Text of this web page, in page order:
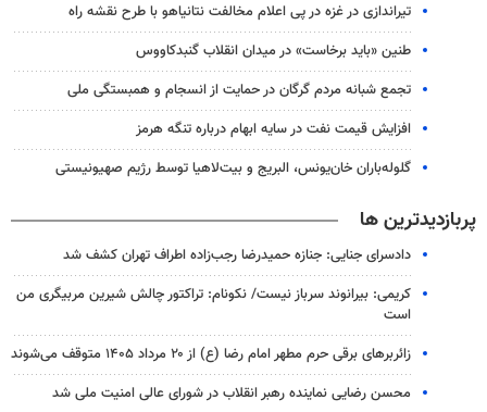
تیراندازی در غزه در پی اعلام مخالفت نتانیاهو با طرح نقشه راه
طنین «باید برخاست» در میدان انقلاب گنبدکاووس
تجمع شبانه مردم گرگان در حمایت از انسجام و همبستگی ملی
افزایش قیمت نفت در سایه ابهام درباره تنگه هرمز
گلوله‌باران خان‌یونس، البریج و بیت‌لاهیا توسط رژیم صهیونیستی
پربازدیدترین ها
دادسرای جنایی: جنازه حمیدرضا رجب‌زاده اطراف تهران کشف شد
کریمی: بیرانوند سرباز نیست/ نکونام: تراکتور چالش شیرین مربیگری من
است
زائربرهای برقی حرم مطهر امام رضا (ع) از ۲۰ مرداد ۱۴۰۵ متوقف می‌شوند
محسن رضایی نماینده رهبر انقلاب در شورای عالی امنیت ملی شد